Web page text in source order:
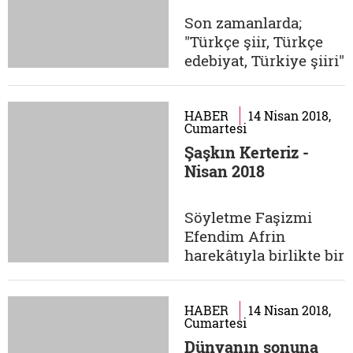
Pardon Neye
Bakmıştınız? Modern
Sanatın 150 Yıllık
Şaşırtıcı, Sarsıcı, Kimi
Zaman...
Son zamanlarda;
"Türkçe şiir, Türkçe
edebiyat, Türkiye şiiri"
manasız, niyeti ise hiç
de iyi olmayan yeni
yeni ifadeler ortaya
atılıyor. Aslında
olduğunu, neden
ortaya atıldığını en iyi
bilenler, yine...
HABER 14 Nisan 2018,
Cumartesi
Şaşkın Kerteriz -
Nisan 2018
Söyletme Faşizmi
Efendim Afrin
harekâtıyla birlikte bir
gibi düşünmek
zorunda değilmiş o.
HABER 14 Nisan 2018,
Cumartesi
Dünyanın sonuna